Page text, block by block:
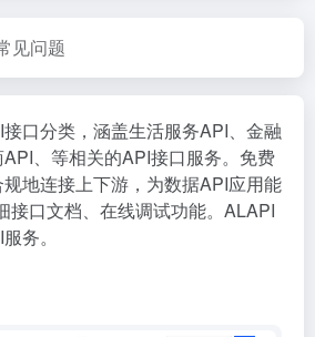
见问题
口分类，涵盖生活服务API、金融
、等相关的API接口服务。免费
地连接上下游，为数据API应用能
接口文档、在线调试功能。ALAPI
务。